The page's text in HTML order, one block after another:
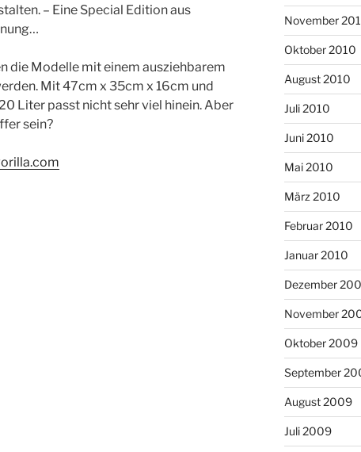
– Eine Special Edition aus
die Modelle mit einem ausziehbarem
Mit 47cm x 35cm x 16cm und
Liter passt nicht sehr viel hinein. Aber
sein?
November
Oktober 2010
August 2010
Juli 2010
Juni 2010
Mai 2010
März 2010
Februar 2010
Januar 2010
Dezember
November
Oktober 2009
September
August 2009
Juli 2009